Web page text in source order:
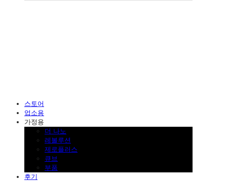
스토어
업소용
가정용
더 나노
레볼루션
제로플러스
큐브
부품
후기